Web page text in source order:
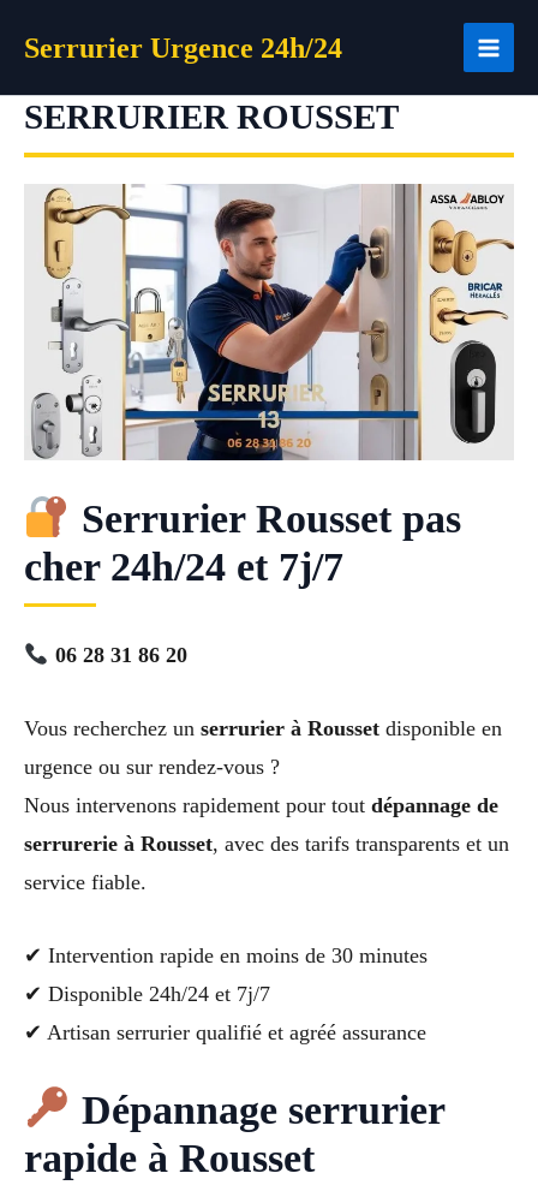
Serrurier Urgence 24h/24
SERRURIER ROUSSET
Serrurier Rousset pas
cher 24h/24 et 7j/7
06 28 31 86 20
Vous recherchez un serrurier à Rousset disponible en
urgence ou sur rendez-vous ?
Nous intervenons rapidement pour tout dépannage de
serrurerie à Rousset, avec des tarifs transparents et un
service fiable.
✔ Intervention rapide en moins de 30 minutes
✔ Disponible 24h/24 et 7j/7
✔ Artisan serrurier qualifié et agréé assurance
Dépannage serrurier
rapide à Rousset